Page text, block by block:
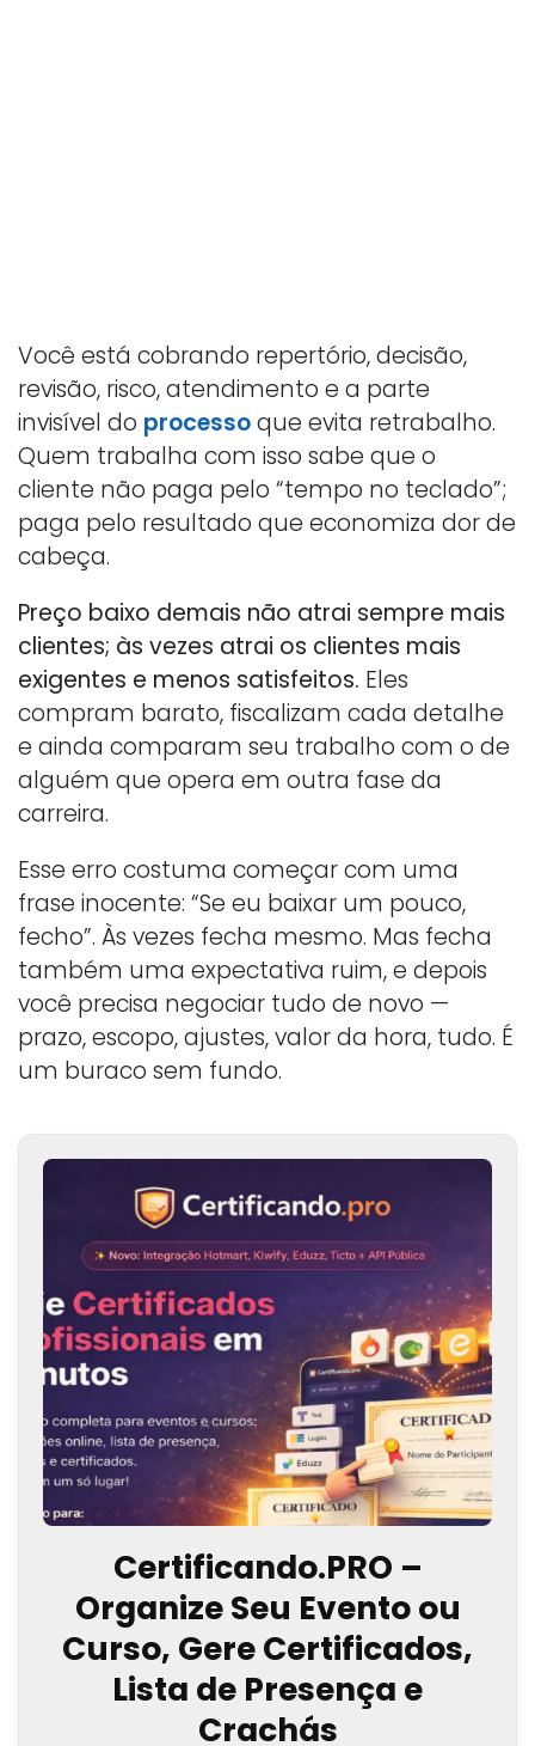
Você está cobrando repertório, decisão,
revisão, risco, atendimento e a parte
invisível do processoque evita retrabalho.
Quem trabalha com isso sabe que o
cliente não paga pelo “tempo no teclado”;
paga pelo resultado que economiza dor de
cabeça.
Preço baixo demais não atrai sempre mais
clientes; às vezes atrai os clientes mais
exigentes e menos satisfeitos. Eles
compram barato, fiscalizam cada detalhe
e ainda comparam seu trabalho com o de
alguém que opera em outra fase da
carreira.
Esse erro costuma começar com uma
frase inocente: “Se eu baixar um pouco,
fecho”. Às vezes fecha mesmo. Mas fecha
também uma expectativa ruim, e depois
você precisa negociar tudo de novo —
prazo, escopo, ajustes, valor da hora, tudo. É
um buraco sem fundo.
Certificando.PRO –
Organize Seu Evento ou
Curso, Gere Certificados,
Lista de Presença e
Crachás